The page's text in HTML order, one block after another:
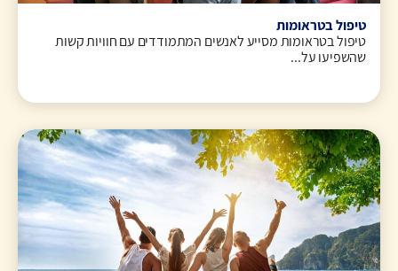
טיפול בטראומות
טיפול בטראומות מסייע לאנשים המתמודדים עם חוויות קשות
שהשפיעו על...